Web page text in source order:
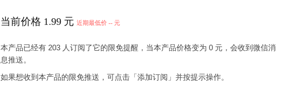
当前价格 1.99 元 近期最低价 -- 元
本产品已经有 203 人订阅了它的限免提醒，当本产品价格变为 0 元，会收到微信消
息推送。
如果想收到本产品的限免推送，可点击「添加订阅」并按提示操作。